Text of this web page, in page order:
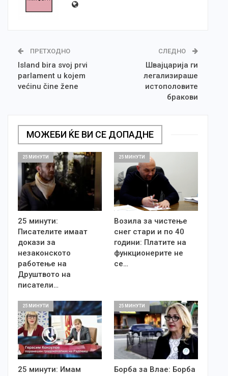
ПРЕТХОДНО
Island bira svoj prvi
parlament u kojem
većinu čine žene
СЛЕДНО
Швајцарија ги
легализираше
истополовите
бракови
МОЖЕБИ ЌЕ ВИ СЕ ДОПАДНЕ
25 МИНУТИ
25 минути:
Писателите имаат
докази за
незаконското
работење на
Друштвото на
писатели…
25 МИНУТИ
Возила за чистење
снег стари и по 40
години: Платите на
функционерите не
се…
25 МИНУТИ
25 минути: Имам
25 МИНУТИ
Борба за Влае: Борба